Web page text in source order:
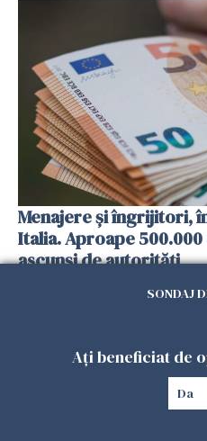
Menajere și îngrijitori,
Italia. Aproape
ascunși de autorități
SONDAJ
Ați beneficiat de
Da